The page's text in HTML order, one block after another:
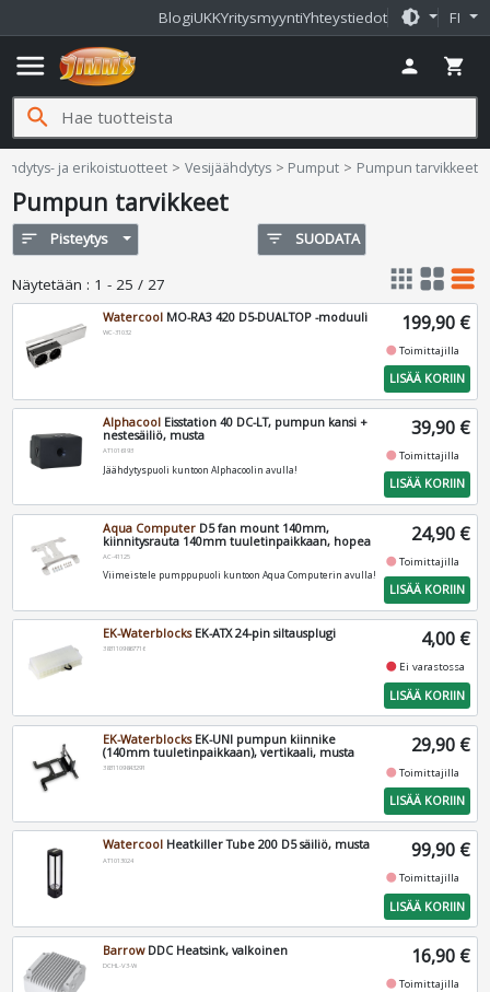
BlogiUKKYritysmyyntiYhteystiedot brightness_medium FI
menu person shopping_cart
search
ja erikoistuotteet Vesijäähdytys Pumput Pumpun tarvikkeet
Pumpun tarvikkeet
sort Pisteytys filter_list SUODATA
Näytetään : 1 - 25 / 27 apps grid_view table_rows
Watercool MO-RA3 420 D5-DUALTOP -moduuli
WC-31032 199,90 €
fiber_manual_recordToimittajilla
LISÄÄ KORIIN
Alphacool Eisstation 40 DC-LT, pumpun kansi +
nestesäiliö, musta
AT1016193
Jäähdytyspuoli kuntoon Alphacoolin avulla!
39,90 €
fiber_manual_recordToimittajilla
LISÄÄ KORIIN
Aqua Computer D5 fan mount 140mm,
kiinnitysrauta 140mm tuuletinpaikkaan, hopea
AC-41125
Viimeistele pumppupuoli kuntoon Aqua Computerin avulla!
24,90 €
fiber_manual_recordToimittajilla
LISÄÄ KORIIN
EK-WaterblocksEK-ATX 24-pin siltausplugi
3831109867716 4,00 €
fiber_manual_record Ei varastossa
LISÄÄ KORIIN
EK-WaterblocksEK-UNI pumpun kiinnike
(140mm tuuletinpaikkaan), vertikaali, musta
3831109843291
29,90 €
fiber_manual_recordToimittajilla
LISÄÄ KORIIN
Watercool Heatkiller Tube 200 D5 säiliö, musta
AT1013024 99,90 €
fiber_manual_recordToimittajilla
LISÄÄ KORIIN
BarrowDDC Heatsink, valkoinen
DCHL-V3-W 16,90 €
fiber_manual_recordToimittajilla